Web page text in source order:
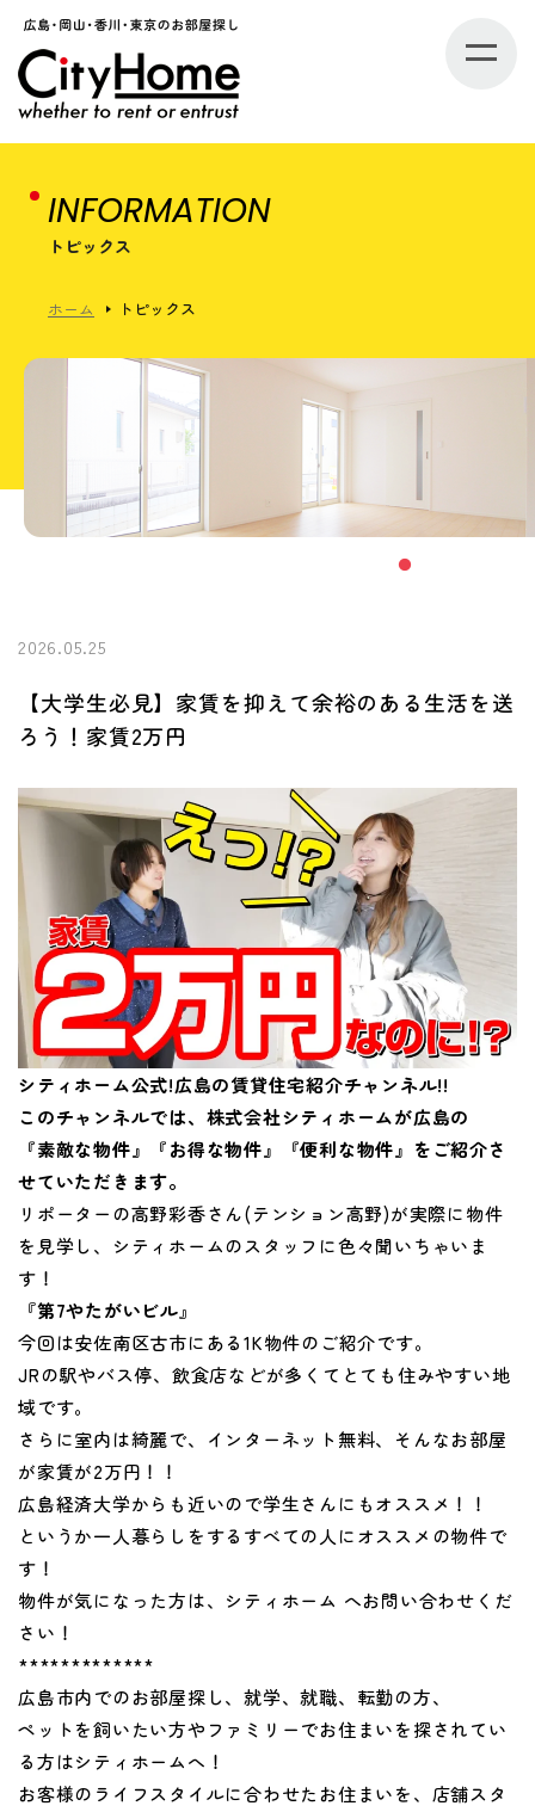
INFORMATION
トピックス
ホーム トピックス
2026.05.25
【大学生必見】家賃を抑えて余裕のある生活を送
ろう！家賃2万円
シティホーム公式!広島の賃貸住宅紹介チャンネル!!
このチャンネルでは、株式会社シティホームが広島の
『素敵な物件』『お得な物件』『便利な物件』をご紹介さ
せていただきます。
リポーターの高野彩香さん(テンション高野)が実際に物件
を見学し、シティホームのスタッフに色々聞いちゃいま
す！
『第7やたがいビル』
今回は安佐南区古市にある1K物件のご紹介です。
JRの駅やバス停、飲食店などが多くてとても住みやすい地
域です。
さらに室内は綺麗で、インターネット無料、そんなお部屋
が家賃が2万円！！
広島経済大学からも近いので学生さんにもオススメ！！
というか一人暮らしをするすべての人にオススメの物件で
す！
物件が気になった方は、シティホーム へお問い合わせくだ
さい！
*************
広島市内でのお部屋探し、就学、就職、転勤の方、
ペットを飼いたい方やファミリーでお住まいを探されてい
る方はシティホームへ！
お客様のライフスタイルに合わせたお住まいを、店舗スタ